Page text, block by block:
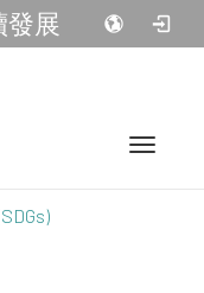
發展
Toggle